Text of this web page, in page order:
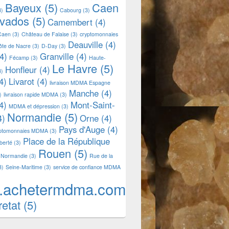
Bayeux (5) Cabourg (3) Caen
(5) Camembert (4)
(3) Château de Falaise (3) cryptomonnaies
de Nacre(3) D-Day (3) Deauville (4)
Fécamp (3) Granville (4) Haute-
Honfleur (4) Le Havre (5)
Livarot (4) livraison MDMA Espagne
livraison rapide MDMA (3) Manche (4)
MDMA et dépression (3) Mont-Saint-
Normandie (5) Orne (4)
MDMA (3) Pays d'Auge (4)
(3) Place de la République
(3) Rouen (5) Rue de la
Seine-Maritime (3) service de confiance MDMA
(5)